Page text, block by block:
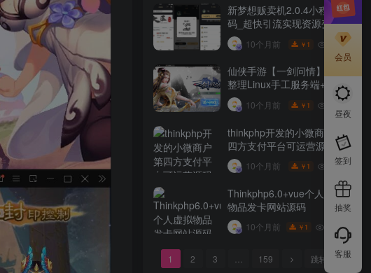
新梦想贩卖机2.0.4小程序源
码_超快引流实现资源变现
10个月前 ￥ 1 10W+
仙侠手游【一剑问情】最新
整理Linux手工服务端+GM
后台+本地注册验证+双端
10个月前 ￥ 1 10W+
thinkphp开发的小微商户第
四方支付平台可运营源码
10个月前 ￥ 1 10W+
Thinkphp6.0+vue个人虚拟
物品发卡网站源码
10个月前 ￥ 1 9.9W+
1 2 3 159 跳转
会员
昼夜
签到
抽奖
客服